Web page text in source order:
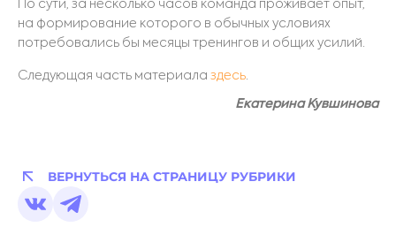
По сути, за несколько часов команда проживает опыт,
на формирование которого в обычных условиях
потребовались бы месяцы тренингов и общих усилий.
Следующая часть материала здесь.
Екатерина Кувшинова
ВЕРНУТЬСЯ НА СТРАНИЦУ РУБРИКИ